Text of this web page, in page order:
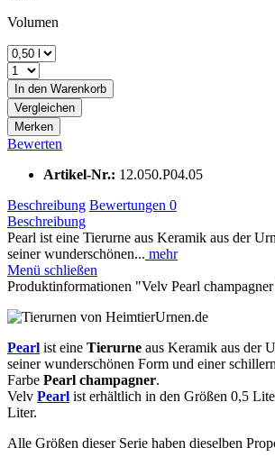
Volumen
In den Warenkorb
Vergleichen
Merken
Bewerten
Artikel-Nr.: 12.050.P04.05
Beschreibung Bewertungen 0
Beschreibung
Pearl ist eine Tierurne aus Keramik aus der
seiner wunderschönen... mehr
Menü schließen
Produktinformationen "Velv Pearl
Pearl ist eine Tierurne aus Keramik aus der
seiner wunderschönen Form und einer
Farbe Pearl champagner.
Velv Pearl ist erhältlich in den Größen 0,5
Liter.
Alle Größen dieser Serie haben dieselben